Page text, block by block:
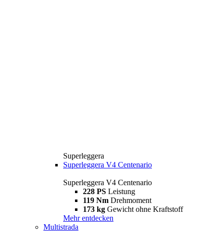
Superleggera
Superleggera V4 Centenario
Superleggera V4 Centenario
228 PS Leistung
119 Nm Drehmoment
173 kg Gewicht ohne Kraftstoff
Mehr entdecken
Multistrada